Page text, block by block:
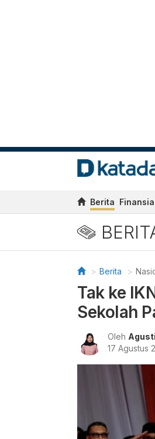
Berita
Berita
Tak ke
Sekolah
Oleh
17 Agustus